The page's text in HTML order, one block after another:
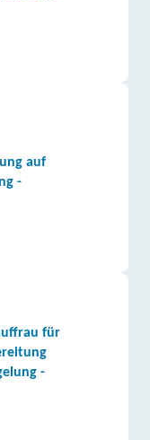
auf
-
für
-